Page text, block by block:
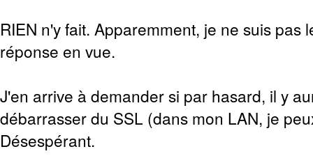
RIEN n'y fait. Apparemment, je ne suis pas
réponse en vue.
J'en arrive à demander si par hasard, il y
débarrasser du SSL (dans mon LAN, je
Désespérant.